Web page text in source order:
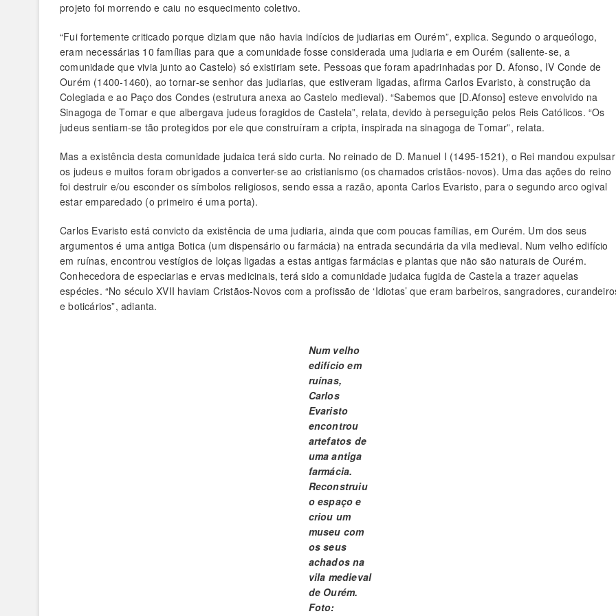
projeto foi morrendo e caiu no esquecimento coletivo.
“Fui fortemente criticado porque diziam que não havia indícios de judiarias em Ourém”, explica. Segundo o arqueólogo,
eram necessárias 10 famílias para que a comunidade fosse considerada uma judiaria e em Ourém (saliente-se, a
comunidade que vivia junto ao Castelo) só existiriam sete. Pessoas que foram apadrinhadas por D. Afonso, IV Conde de
Ourém (1400-1460), ao tornar-se senhor das judiarias, que estiveram ligadas, afirma Carlos Evaristo, à construção da
Colegiada e ao Paço dos Condes (estrutura anexa ao Castelo medieval). “Sabemos que [D.Afonso] esteve envolvido na
Sinagoga de Tomar e que albergava judeus foragidos de Castela”, relata, devido à perseguição pelos Reis Católicos. “Os
judeus sentiam-se tão protegidos por ele que construíram a cripta, inspirada na sinagoga de Tomar”, relata.
Mas a existência desta comunidade judaica terá sido curta. No reinado de D. Manuel I (1495-1521), o Rei mandou expulsar
os judeus e muitos foram obrigados a converter-se ao cristianismo (os chamados cristãos-novos). Uma das ações do reino
foi destruir e/ou esconder os símbolos religiosos, sendo essa a razão, aponta Carlos Evaristo, para o segundo arco ogival
estar emparedado (o primeiro é uma porta).
Carlos Evaristo está convicto da existência de uma judiaria, ainda que com poucas famílias, em Ourém. Um dos seus
argumentos é uma antiga Botica (um dispensário ou farmácia) na entrada secundária da vila medieval. Num velho edifício
em ruínas, encontrou vestígios de loiças ligadas a estas antigas farmácias e plantas que não são naturais de Ourém.
Conhecedora de especiarias e ervas medicinais, terá sido a comunidade judaica fugida de Castela a trazer aquelas
espécies. “No século XVII haviam Cristãos-Novos com a profissão de ‘Idiotas’ que eram barbeiros, sangradores,
e boticários”, adianta.
Num velho
edifício em
ruínas,
Carlos
Evaristo
encontrou
artefatos de
uma antiga
farmácia.
Reconstruiu
o espaço e
criou um
museu com
os seus
achados na
vila medieval
de Ourém.
Foto: